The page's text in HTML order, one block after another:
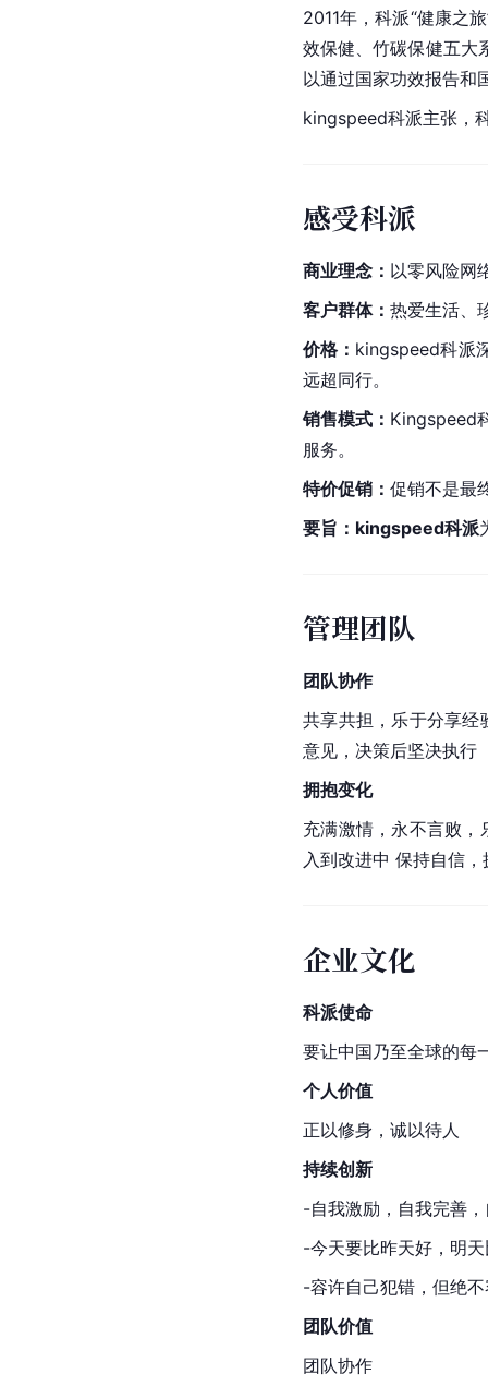
2011年，科派“健康之
效保健、竹碳保健五大
以通过国家功效报告和
kingspeed科派主张，
感受科派
商业理念： 以零风险网
客户群体： 热爱生活、
价格： kingspeed科派
远超同行。
销售模式： Kingspeed
服务。
特价促销： 促销不是最
要旨：kingspeed科派
管理团队
团队协作
共享共担，乐于分享经
意见，决策后坚决执行
拥抱变化
充满激情，永不言败
入到改进中 保持自信
企业文化
科派使命
要让中国乃至全球的每
个人价值
正以修身，诚以待人
持续创新
-自我激励，自我完善
-今天要比昨天好，明
-容许自己犯错，但绝
团队价值
团队协作